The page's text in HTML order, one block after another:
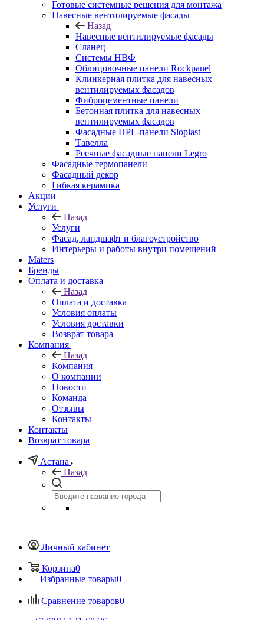
Готовые системные решения для монтажа
Навесные вентилируемые фасады
Назад
Навесные вентилируемые фасады
Сланец
Системы НВФ
Облицовочные панели Rockpanel
Клинкерная плитка для навесных
вентилируемых фасадов
Фиброцементные панели
Бетонная плитка для навесных
вентилируемых фасадов
Фасадные HPL-панели Sloplast
Тавелла
Реечные фасадные панели Legro
Фасадные термопанели
Фасадный декор
Гибкая керамика
Акции
Услуги
Назад
Услуги
Фасад, ландшафт и благоустройство
Интерьеры и работы внутри помещений
Maters
Бренды
Оплата и доставка
Назад
Оплата и доставка
Условия оплаты
Условия доставки
Возврат товара
Компания
Назад
Компания
О компании
Новости
Команда
Отзывы
Контакты
Контакты
Возврат товара
Астана
Назад
Личный кабинет
Корзина0
Избранные товары0
Сравнение товаров0